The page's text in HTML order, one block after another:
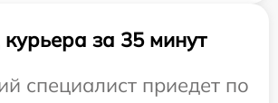
за 35 минут
специалист приедет по